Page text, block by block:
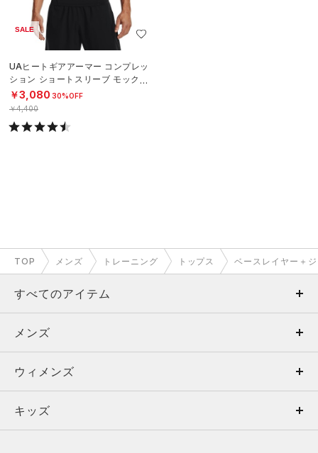
SALE
UAヒートギアアーマー コンプレッ
ション ショートスリーブ モックネ
ック シャツ（トレーニング/MEN）
￥3,080 30%OFF
￥4,400
TOP メンズ トレーニング トップス ベースレイヤー＋
すべてのアイテム
メンズ
ウィメンズ
キッズ
メンズ
トップス
ボトムス
ウィメンズ
トップス
キッズ